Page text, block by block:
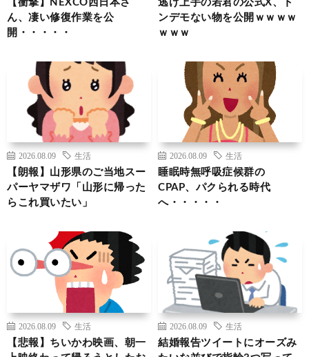
【衝撃】NEXCO西日本さ
ん、凄い修復作業を公
開・・・・・
逃げ上手の若君の公式X、ト
ンデモない物を公開ｗｗｗｗ
ｗｗｗ
2026.08.09 生活
【朗報】山形県のご当地スー
パーヤマザワ「山形に帰った
らこれ買いたい」
2026.08.09 生活
睡眠時無呼吸症候群の
CPAP、パクられる時代
へ・・・・・
2026.08.09 生活
【悲報】ちいかわ映画、朝一
2026.08.09 生活
結婚報告ツイートにオーズみ